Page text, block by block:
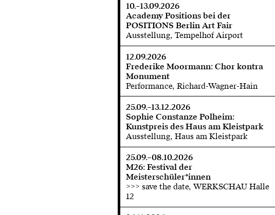
10.–13.09.2026
Academy Positions bei der
POSITIONS Berlin Art Fair
Ausstellung, Tempelhof Airport
12.09.2026
Frederike Moormann: Chor kontra
Monument
Performance, Richard-Wagner-Hain
25.09.–13.12.2026
Sophie Constanze Polheim:
Kunstpreis des Haus am Kleistpark
Ausstellung, Haus am Kleistpark
25.09.–08.10.2026
M26: Festival der
Meisterschüler*innen
>>> save the date, WERKSCHAU Halle
12